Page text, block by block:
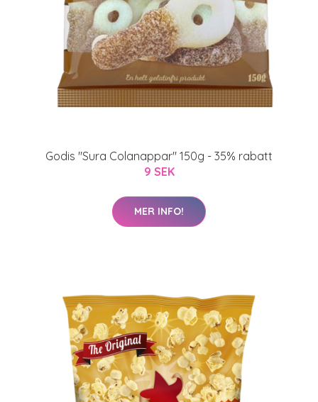
Godis "Sura Colanappar" 150g - 35% rabatt
9 SEK
MER INFO!